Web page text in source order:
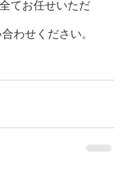
てお任せいただ
わせください。